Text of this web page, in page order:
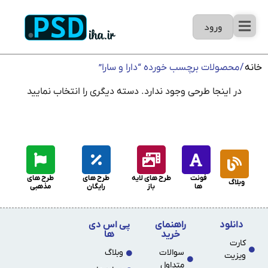
ورود
خانه/ محصولات برچسب خورده “دارا و سارا”
در اینجا طرحی وجود ندارد. دسته دیگری را انتخاب نمایید
وبلاگ
فونت
ها
طرح های لایه
باز
طرح های
رایگان
طرح های
مذهبی
دانلود
کارت
ویزیت
راهنمای
خرید
سوالات
متداول
پی اس دی
ها
وبلاگ